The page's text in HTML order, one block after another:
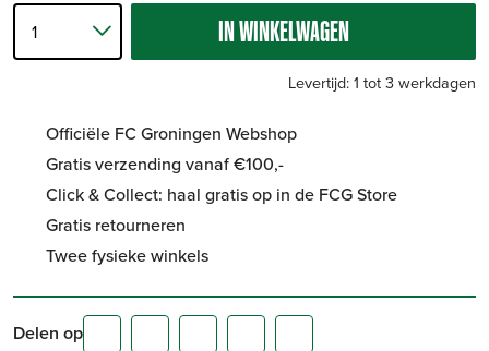
IN WINKELWAGEN
Levertijd: 1 tot 3 werkdagen
Officiële FC Groningen Webshop
Gratis verzending vanaf €100,-
Click & Collect: haal gratis op in de FCG Store
Gratis retourneren
Twee fysieke winkels
Delen op